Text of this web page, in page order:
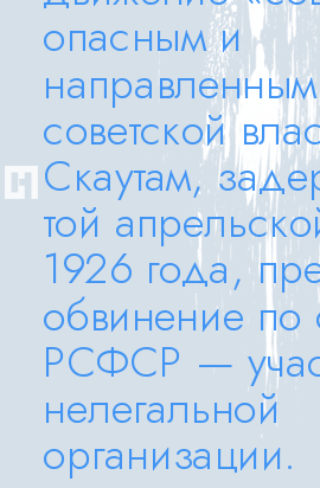
опасным и
советской
Скаутам,
той
1926 года,
обвинение по
РСФСР —
нелегальной
организации.